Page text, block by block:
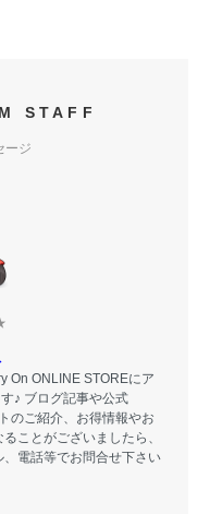
STAFF
ージ
On ONLINE STOREにア
♪ ブログ記事や公式
のご紹介、お得情報やお
ことがございましたら、
電話等でお問合せ下さい